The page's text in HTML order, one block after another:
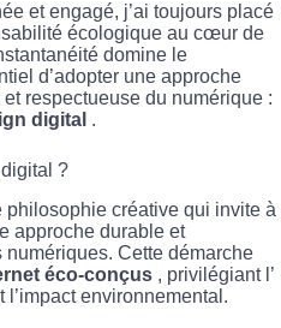
et engagé, j’ai toujours placé
écologique au cœur de
domine le
d’adopter une approche
respectueuse du numérique :
digital .
?
créative qui invite à
approche durable et
Cette démarche
éco-conçus , privilégiant l’
l’impact environnemental.